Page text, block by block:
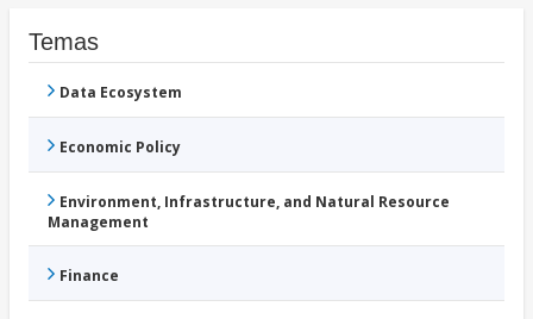
Temas
Data Ecosystem
Economic Policy
Environment, Infrastructure, and Natural Resource
Management
Finance